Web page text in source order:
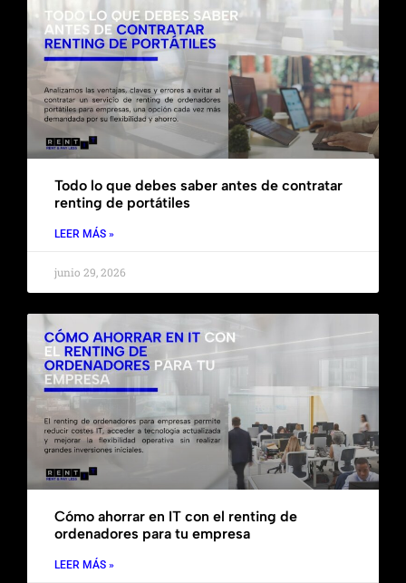
Todo lo que debes saber antes de contratar
renting de portátiles
LEER MÁS »
junio 29, 2026
Cómo ahorrar en IT con el renting de
ordenadores para tu empresa
LEER MÁS »